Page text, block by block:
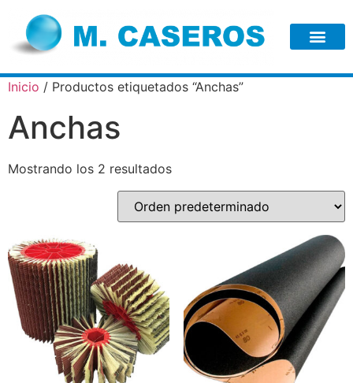
Inicio / Productos etiquetados “Anchas”
Anchas
Mostrando los 2 resultados